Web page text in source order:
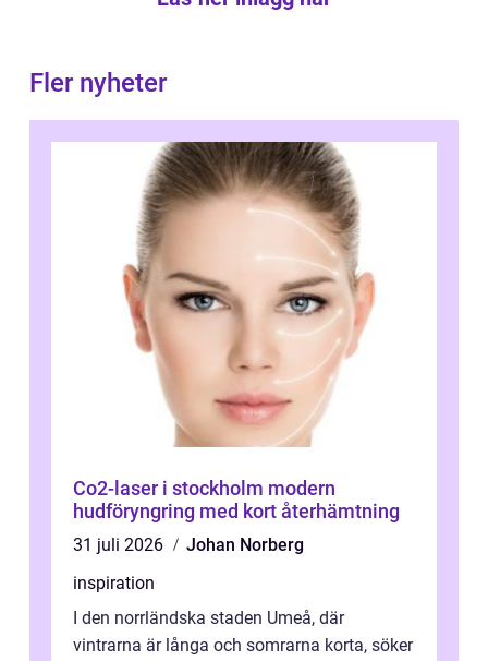
Fler nyheter
Co2-laser i stockholm modern
hudföryngring med kort återhämtning
31 juli 2026
Johan Norberg
inspiration
I den norrländska staden Umeå, där
vintrarna är långa och somrarna korta, söker